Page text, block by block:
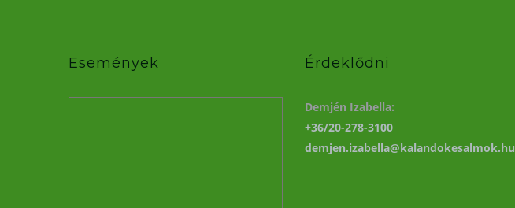
Események Érdeklődni
Demjén Izabella:
+36/20-278-3100
demjen.izabella@kalandokesalmok.hu